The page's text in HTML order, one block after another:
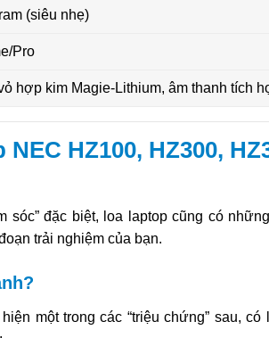
(siêu nhẹ)
Pro
hợp kim Magie-Lithium, âm thanh tích
HZ100, HZ300,
sóc” đặc biệt, loa laptop cũng có
trải nghiệm của bạn.
một trong các “triệu chứng” sau,